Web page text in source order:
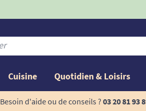
Cuisine Quotidien & Loisirs
Besoin d'aide ou de conseils ? 03 20 81 93